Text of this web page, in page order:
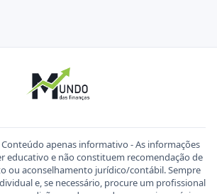
Conteúdo apenas informativo - As informações
educativo e não constituem recomendação de
ou aconselhamento jurídico/contábil. Sempre
e, se necessário, procure um profissional